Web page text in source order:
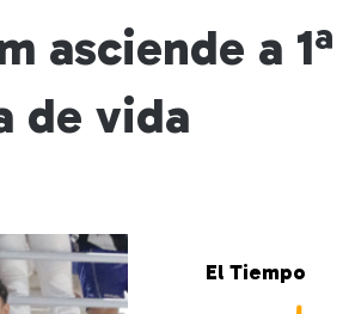
asciende a 1ª
de vida
El Tiempo